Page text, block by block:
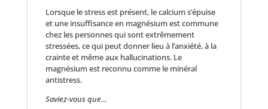
Lorsque le stress est présent, le calcium s’épuise
et une insuffisance en magnésium est commune
chez les personnes qui sont extrêmement
stressées, ce qui peut donner lieu à l’anxiété, à la
crainte et même aux hallucinations. Le
magnésium est reconnu comme le minéral
antistress.
Saviez-vous que…